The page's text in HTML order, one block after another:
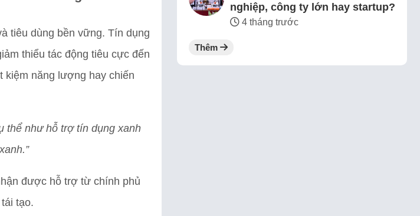
tiêu dùng bền vững. Tín dụng
thiểu tác động tiêu cực đến
kiệm năng lượng hay chiến
thể như hỗ trợ tín dụng xanh
được hỗ trợ từ chính phủ
tạo.
nghiệp, công ty lớn hay startup?
4 tháng trước
Thêm